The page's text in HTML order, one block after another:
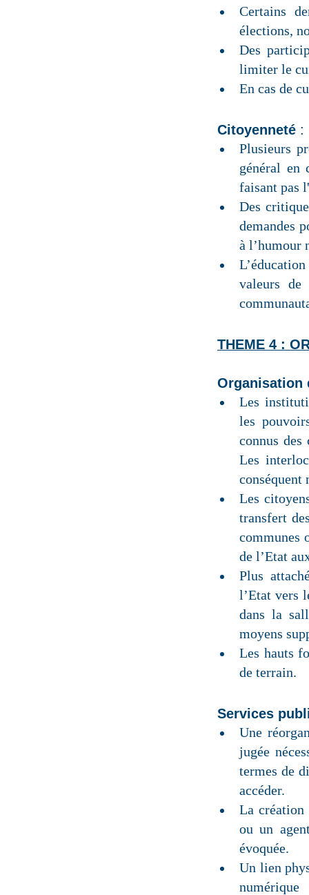
Certains
élections,
Des
limiter le
En cas de
Citoyenneté :
Plusieurs
général en
faisant pas
Des
demandes
à l’humour
valeurs
THEME 4 :
Organisation
Les
les
connus
Les
conséquent
Les
transfert
communes
de l’Etat
Plus
l’Etat vers
dans la
moyens
Les hauts
de terrain.
Services
Une
jugée
termes de
accéder.
La création
ou un
évoquée.
Un lien